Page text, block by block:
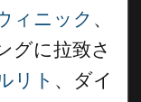
ィニック 、
グに拉致さ
リト 、ダイ